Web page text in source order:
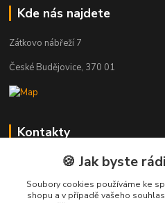
Kde nás najdete
Zátkovo nábřeží 7
České Budějovice, 370 01
Kontakty
Zákaznická podpora
+420 333 222
(Po-Pá, 8-16 hod.)
🍪 Jak byste
Soubory cookies používáme ke
shopu a v případě vašeho